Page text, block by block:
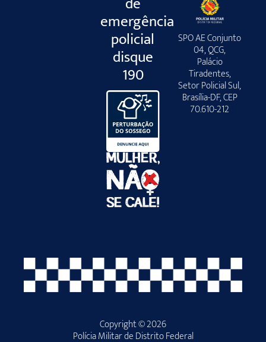
emergência
policial
disque
190
SPO AE Conjunto
04, QCG,
Palácio
Tiradentes,
Setor Policial Sul,
Brasília-DF, CEP
70.610-212
Copyright © 2026
Polícia Militar de Distrito Federal